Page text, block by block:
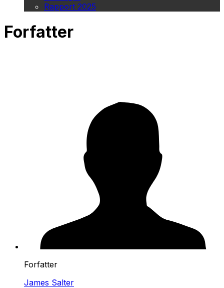
Rapport 2025
Forfatter
Forfatter
James Salter